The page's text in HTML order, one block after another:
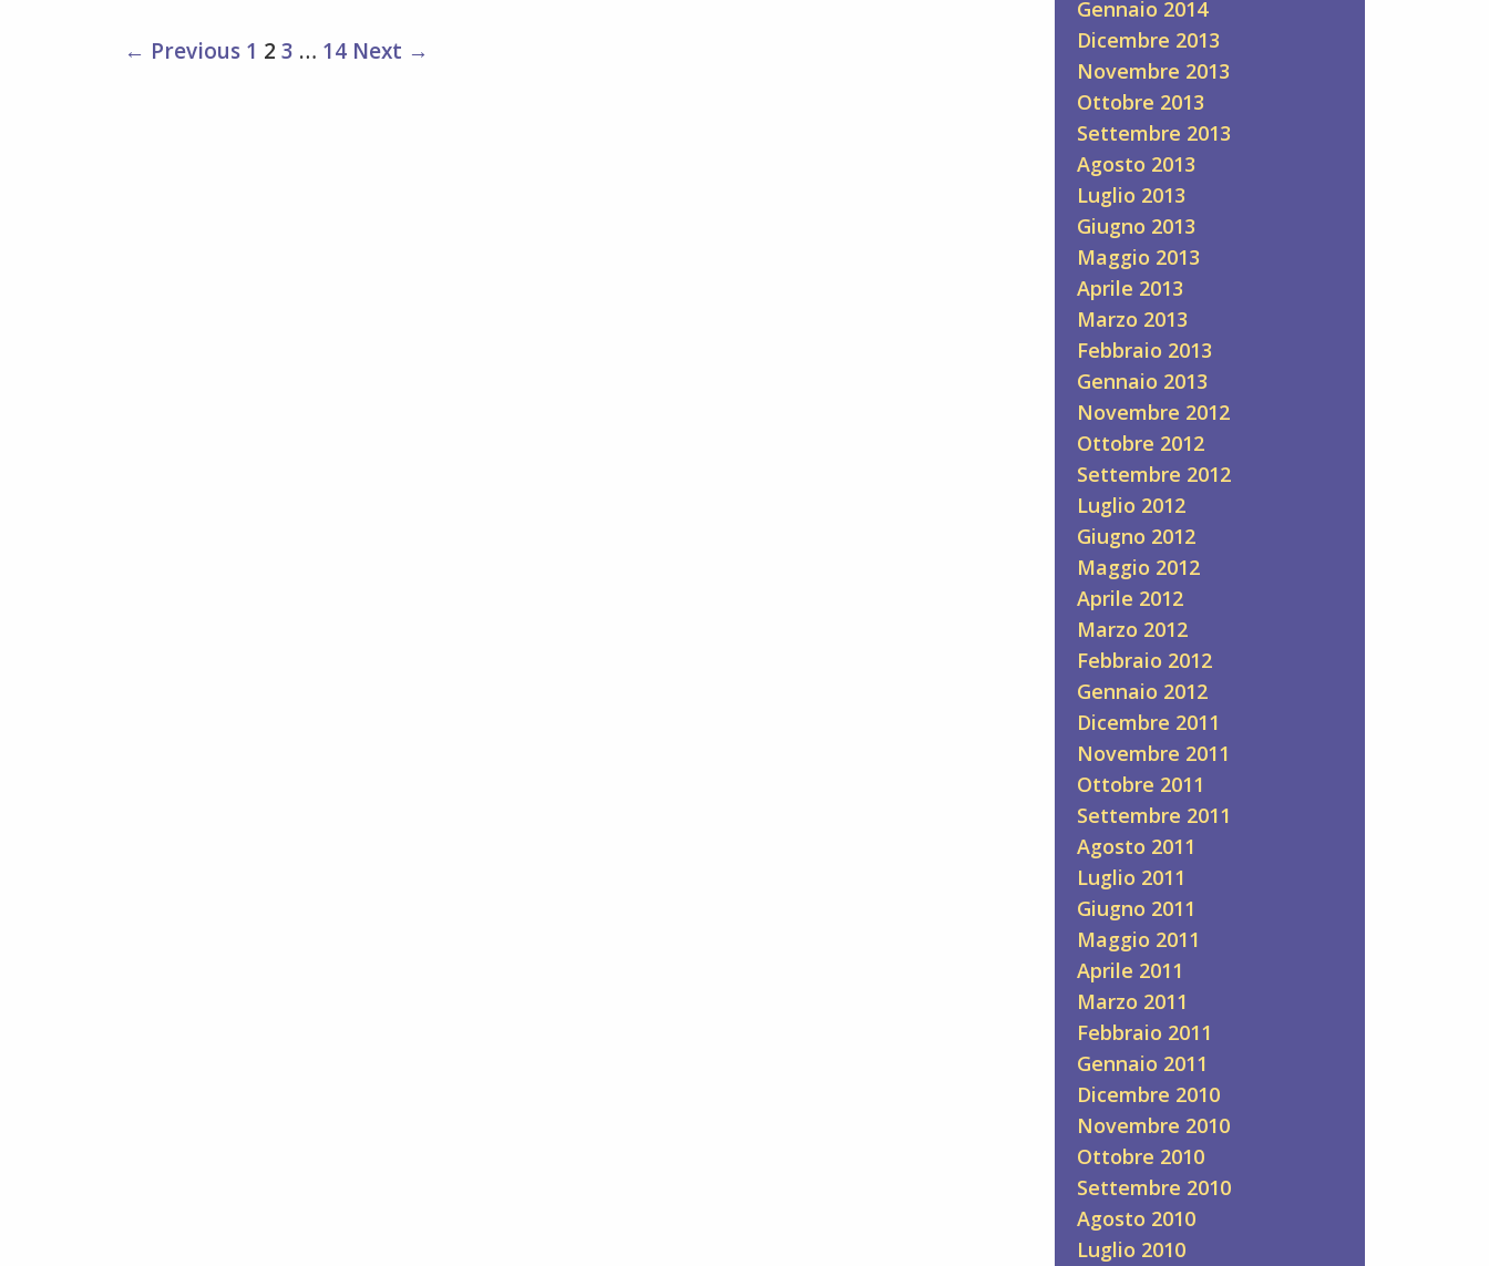
Post
← Previous 1 2 3 … 14 Next →
Gennaio 2014
Dicembre 2013
Novembre 2013
Ottobre 2013
Settembre 2013
Agosto 2013
Luglio 2013
Giugno 2013
Maggio 2013
Aprile 2013
Marzo 2013
Febbraio 2013
Gennaio 2013
Novembre 2012
Ottobre 2012
Settembre 2012
Luglio 2012
Giugno 2012
Maggio 2012
Aprile 2012
Marzo 2012
Febbraio 2012
Gennaio 2012
Dicembre 2011
Novembre 2011
Ottobre 2011
Settembre 2011
Agosto 2011
Luglio 2011
Giugno 2011
Maggio 2011
Aprile 2011
Marzo 2011
Febbraio 2011
Gennaio 2011
Dicembre 2010
Novembre 2010
Ottobre 2010
Settembre 2010
Agosto 2010
Luglio 2010